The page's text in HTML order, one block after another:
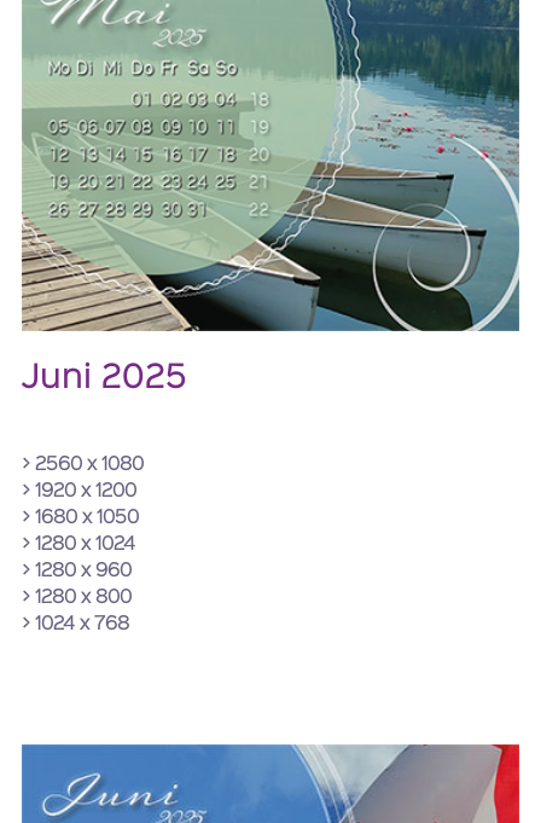
Juni 2025
> 2560 x 1080
> 1920 x 1200
> 1680 x 1050
> 1280 x 1024
> 1280 x 960
> 1280 x 800
> 1024 x 768